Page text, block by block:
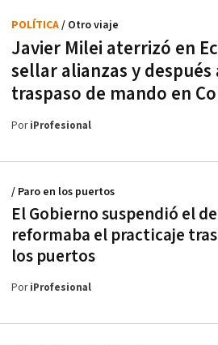
Javier Milei aterrizó en
sellar alianzas y después
traspaso de mando en
POLÍTICA/ Otro viaje
PoriProfesional
El Gobierno suspendió el
reformaba el practicaje
los puertos
/ Paro en los puertos
PoriProfesional